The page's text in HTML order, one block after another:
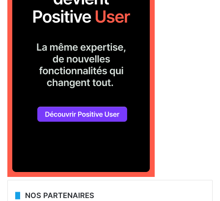
NOS PARTENAIRES